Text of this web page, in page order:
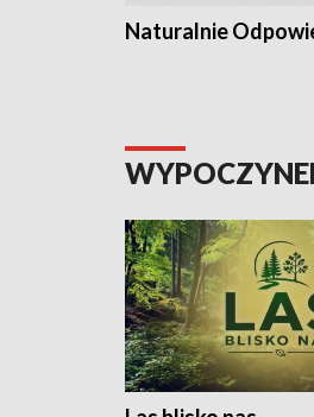
Naturalnie